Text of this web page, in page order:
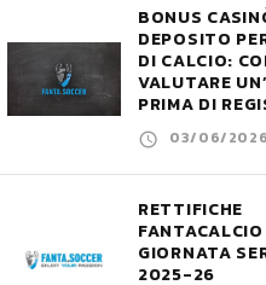
BONUS
DEPOSITO
DI CALCIO:
VALUTARE
PRIMA DI
03/06/2026
RETTIFICHE
GIORNATA
2025-26